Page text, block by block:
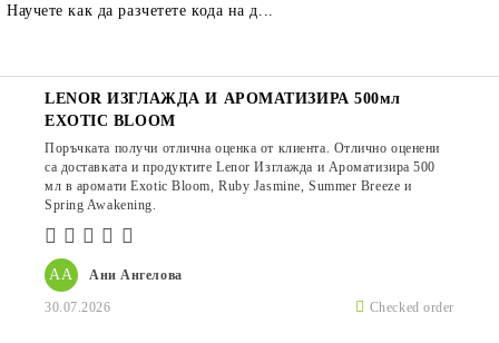
Научете как да разчетете кода на д...
АА Ани Ангелова
30.07.2026 Checked order
LENOR ИЗГЛАЖДА И АРОМАТИЗИРА 500мл
EXOTIC BLOOM
Поръчката получи отлична оценка от клиента. Отлично оценени
са доставката и продуктите Lenor Изглажда и Ароматизира 500
мл в аромати Exotic Bloom, Ruby Jasmine, Summer Breeze и
Spring Awakening.